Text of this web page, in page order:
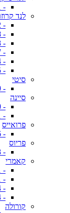
- 2021+
לנד
- 1996-2002 (J90)
- 2003-2008 (J120)
- 2009-2013 (J150)
- 2014-2017 (J150)
- 2018-2024 (J150)
- 2025+ (J250)
סיטי
- 2019+
סיינה
- 2010-2020
- 2021+
פרואייס
- 2016+
פריוס
- 2016-2023
קאמרי
- 2006-2011
- 2018-2021
- 2021-2024
- 2024+
קורולה